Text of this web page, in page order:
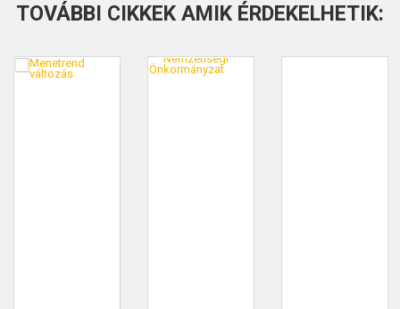
TOVÁBBI CIKKEK AMIK ÉRDEKELHETIK: